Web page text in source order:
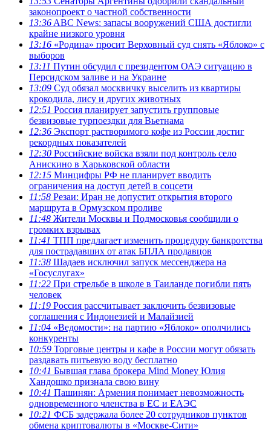
законопроект о частной собственности
13:36 ABC News: запасы вооружений США достигли
крайне низкого уровня
13:16 «Родина» просит Верховный суд снять «Яблоко» с
выборов
13:11 Путин обсудил с президентом ОАЭ ситуацию в
Персидском заливе и на Украине
13:09 Суд обязал москвичку выселить из квартиры
крокодила, лису и других животных
12:51 Россия планирует запустить групповые
безвизовые турпоездки для Вьетнама
12:36 Экспорт растворимого кофе из России достиг
рекордных показателей
12:30 Российские войска взяли под контроль село
Анискино в Харьковской области
12:15 Минцифры РФ не планирует вводить
ограничения на доступ детей в соцсети
11:58 Резаи: Иран не допустит открытия второго
маршрута в Ормузском проливе
11:48 Жители Москвы и Подмосковья сообщили о
громких взрывах
11:41 ТПП предлагает изменить процедуру банкротства
для пострадавших от атак БПЛА продавцов
11:38 Шадаев исключил запуск мессенджера на
«Госуслугах»
11:22 При стрельбе в школе в Таиланде погибли пять
человек
11:19 Россия рассчитывает заключить безвизовые
соглашения с Индонезией и Малайзией
11:04 «Ведомости»: на партию «Яблоко» ополчились
конкуренты
10:59 Торговые центры и кафе в России могут обязать
раздавать питьевую воду бесплатно
10:41 Бывшая глава брокера Mind Money Юлия
Хандошко признала свою вину
10:41 Пашинян: Армения понимает невозможность
одновременного членства в ЕС и ЕАЭС
10:21 ФСБ задержала более 20 сотрудников пунктов
обмена криптовалюты в «Москве-Сити»